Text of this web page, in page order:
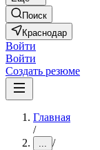
Поиск
Краснодар
Войти
Войти
Создать резюме
Главная
/
... /